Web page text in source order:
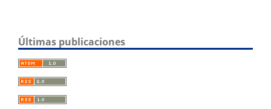
Últimas publicaciones